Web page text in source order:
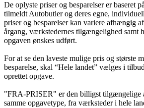
De oplyste priser og besparelser er baseret
tilmeldt Autobutler og deres egne,
priser og besparelser kan variere afhængig
årgang, værkstedernes tilgængelighed samt
opgaven ønskes udført.
For at se den laveste mulige pris og største
besparelse, skal “Hele landet” vælges i
oprettet opgave.
"FRA-PRISER" er den billigst tilgængelige
samme opgavetype, fra værksteder i hele